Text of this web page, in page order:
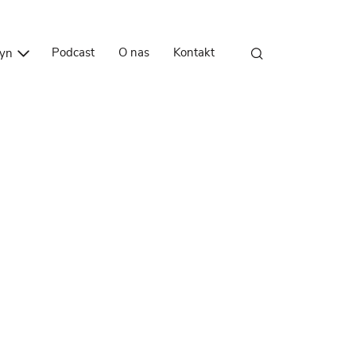
Podcast O nas Kontakt
Przejdź do treści